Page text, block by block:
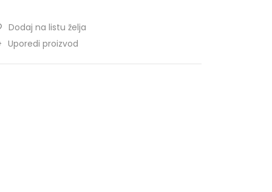
Dodaj na listu želja
Uporedi proizvod